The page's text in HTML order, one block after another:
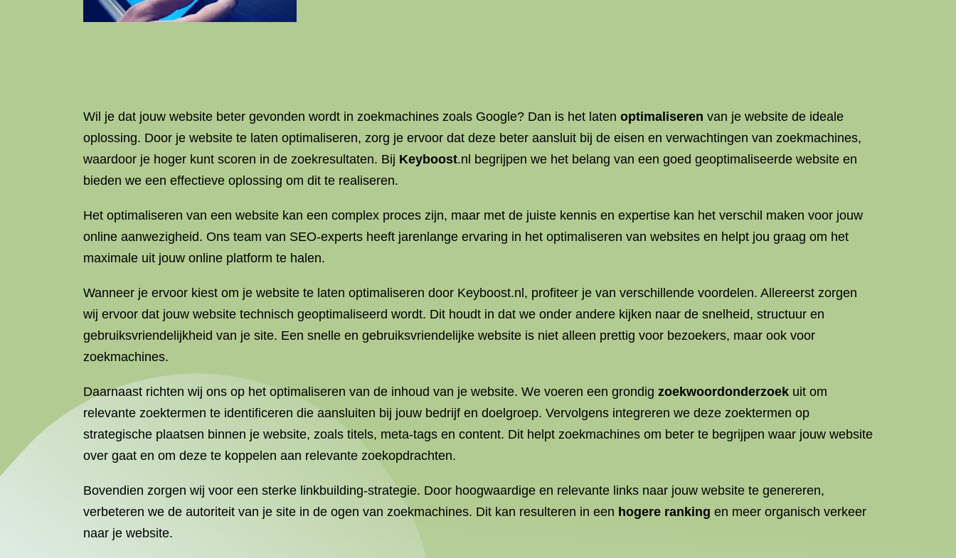
Wil je dat jouw website beter gevonden wordt in zoekmachines zoals Google? Dan is het laten optimaliseren van je website de ideale
oplossing. Door je website te laten optimaliseren, zorg je ervoor dat deze beter aansluit bij de eisen en verwachtingen van zoekmachines,
waardoor je hoger kunt scoren in de zoekresultaten. Bij Keyboost.nl begrijpen we het belang van een goed geoptimaliseerde website en
bieden we een effectieve oplossing om dit te realiseren.
Het optimaliseren van een website kan een complex proces zijn, maar met de juiste kennis en expertise kan het verschil maken voor jouw
online aanwezigheid. Ons team van SEO-experts heeft jarenlange ervaring in het optimaliseren van websites en helpt jou graag om het
maximale uit jouw online platform te halen.
Wanneer je ervoor kiest om je website te laten optimaliseren door Keyboost.nl, profiteer je van verschillende voordelen. Allereerst zorgen
wij ervoor dat jouw website technisch geoptimaliseerd wordt. Dit houdt in dat we onder andere kijken naar de snelheid, structuur en
gebruiksvriendelijkheid van je site. Een snelle en gebruiksvriendelijke website is niet alleen prettig voor bezoekers, maar ook voor
zoekmachines.
Daarnaast richten wij ons op het optimaliseren van de inhoud van je website. We voeren een grondig zoekwoordonderzoek uit om
relevante zoektermen te identificeren die aansluiten bij jouw bedrijf en doelgroep. Vervolgens integreren we deze zoektermen op
strategische plaatsen binnen je website, zoals titels, meta-tags en content. Dit helpt zoekmachines om beter te begrijpen waar jouw website
over gaat en om deze te koppelen aan relevante zoekopdrachten.
Bovendien zorgen wij voor een sterke linkbuilding-strategie. Door hoogwaardige en relevante links naar jouw website te genereren,
verbeteren we de autoriteit van je site in de ogen van zoekmachines. Dit kan resulteren in een hogere ranking en meer organisch verkeer
naar je website.